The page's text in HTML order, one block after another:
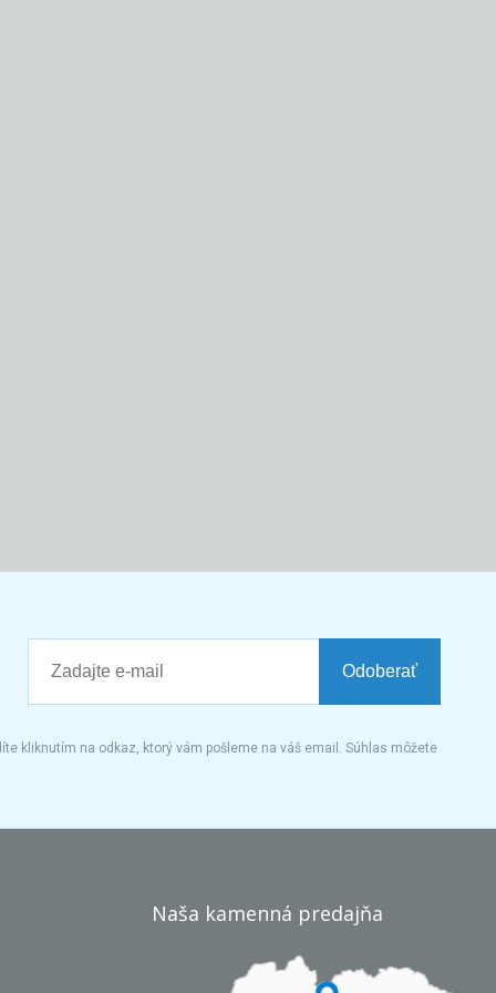
Odoberať
kliknutím na odkaz, ktorý vám pošleme na váš email. Súhlas môžete
Naša kamenná predajňa